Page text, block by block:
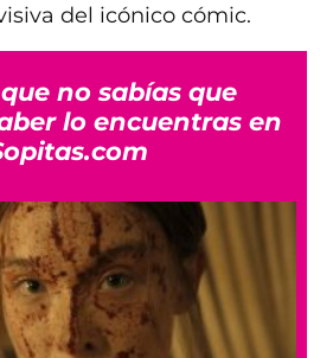
del icónico cómic.
no sabías que
lo encuentras en